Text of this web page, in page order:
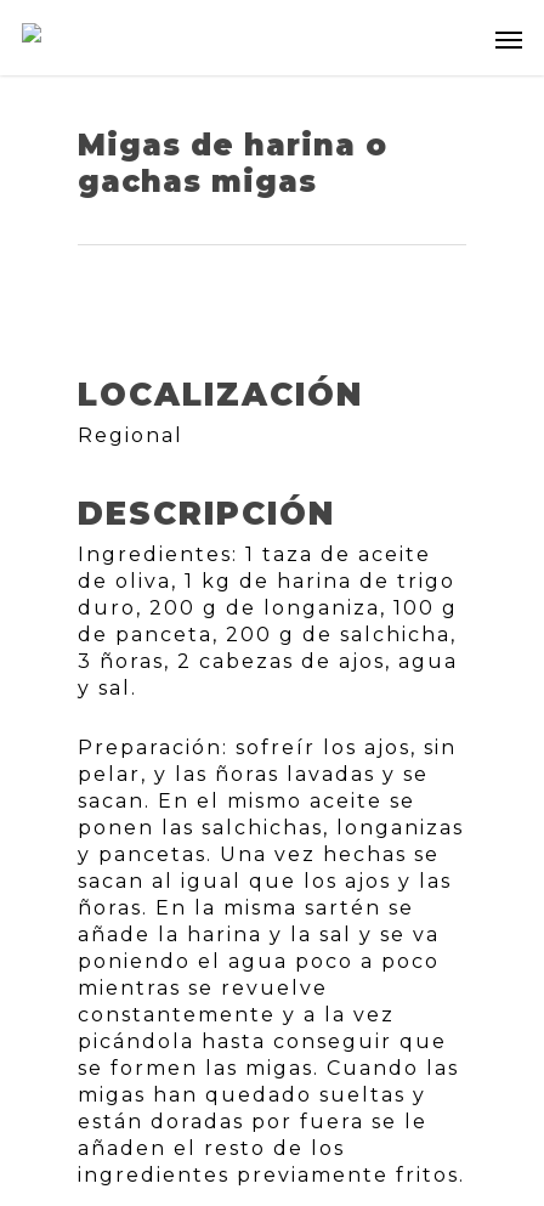
Migas de harina o
gachas migas
LOCALIZACIÓN
Regional
DESCRIPCIÓN
Ingredientes: 1 taza de aceite
de oliva, 1 kg de harina de trigo
duro, 200 g de longaniza, 100 g
de panceta, 200 g de salchicha,
3 ñoras, 2 cabezas de ajos, agua
y sal.
Preparación: sofreír los ajos, sin
pelar, y las ñoras lavadas y se
sacan. En el mismo aceite se
ponen las salchichas, longanizas
y pancetas. Una vez hechas se
sacan al igual que los ajos y las
ñoras. En la misma sartén se
añade la harina y la sal y se va
poniendo el agua poco a poco
mientras se revuelve
constantemente y a la vez
picándola hasta conseguir que
se formen las migas. Cuando las
migas han quedado sueltas y
están doradas por fuera se le
añaden el resto de los
ingredientes previamente fritos.